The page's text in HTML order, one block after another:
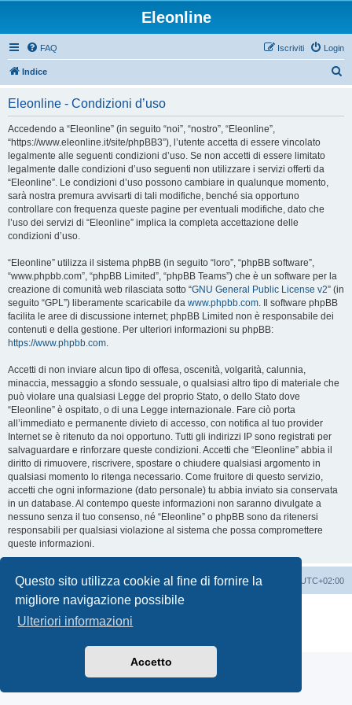
Questo sito utilizza cookie al fine di fornire la
migliore navigazione possibile
Ulteriori informazioni
Accetto
Eleonline
FAQ Login
Iscriviti
Indice
Eleonline - Condizioni d’uso
Accedendo a “Eleonline” (in seguito “noi”, “nostro”, “Eleonline”,
“https://www.eleonline.it/site/phpBB3”), l’utente accetta di essere vincolato
legalmente alle seguenti condizioni d’uso. Se non accetti di essere limitato
legalmente dalle condizioni d’uso seguenti non utilizzare i servizi offerti da
“Eleonline”. Le condizioni d’uso possono cambiare in qualunque momento,
sarà nostra premura avvisarti di tali modifiche, benché sia opportuno
controllare con frequenza queste pagine per eventuali modifiche, dato che
l’uso dei servizi di “Eleonline” implica la completa accettazione delle
condizioni d’uso.
“Eleonline” utilizza il sistema phpBB (in seguito “loro”, “phpBB software”,
“www.phpbb.com”, “phpBB Limited”, “phpBB Teams”) che è un software per la
creazione di comunità web rilasciata sotto “GNU General Public License v2” (in
seguito “GPL”) liberamente scaricabile da www.phpbb.com. Il software phpBB
facilita le aree di discussione internet; phpBB Limited non è responsabile dei
contenuti e della gestione. Per ulteriori informazioni su phpBB:
https://www.phpbb.com.
Accetti di non inviare alcun tipo di offesa, oscenità, volgarità, calunnia,
minaccia, messaggio a sfondo sessuale, o qualsiasi altro tipo di materiale che
può violare una qualsiasi Legge del proprio Stato, o dello Stato dove
“Eleonline” è ospitato, o di una Legge internazionale. Fare ciò porta
all’immediato e permanente divieto di accesso, con notifica al tuo provider
Internet se è ritenuto da noi opportuno. Tutti gli indirizzi IP sono registrati per
salvaguardare e rinforzare queste condizioni. Accetti che “Eleonline” abbia il
diritto di rimuovere, riscrivere, spostare o chiudere qualsiasi argomento in
qualsiasi momento lo ritenga necessario. Come fruitore di questo servizio,
accetti che ogni informazione (dato personale) tu abbia inviato sia conservata
in un database. Al contempo queste informazioni non saranno divulgate a
nessuno senza il tuo consenso, né “Eleonline” o phpBB sono da ritenersi
responsabili per qualsiasi violazione al sistema che possa compromettere
queste informazioni.
Indice Tutti gli orari sono UTC+02:00
Cancella cookie
Creato da phpBB
Traduzione Italiana